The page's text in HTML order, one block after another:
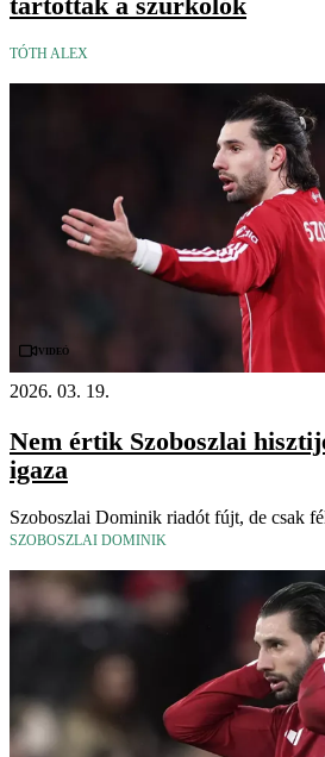
TÓTH ALEX
Videó
2026. 03. 19.
Nem értik Szoboszlai
igaza
Szoboszlai Dominik riadót fújt, de csak
SZOBOSZLAI DOMINIK